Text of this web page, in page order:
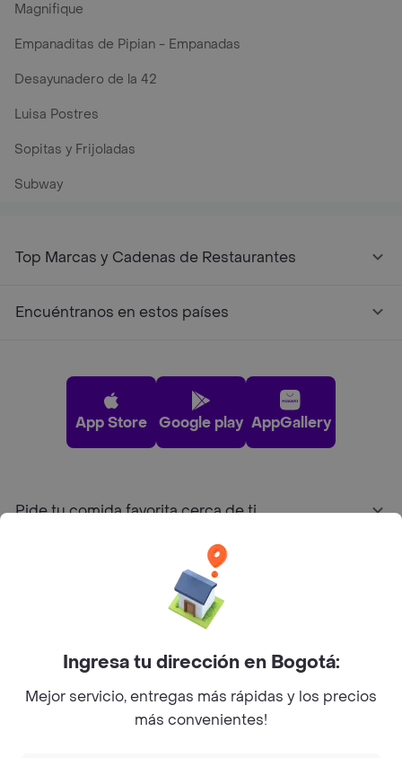
Magnifique
Empanaditas de Pipian - Empanadas
Desayunadero de la 42
Luisa Postres
Sopitas y Frijoladas
Subway
Top Marcas y Cadenas de Restaurantes
Encuéntranos en estos países
App Store Google play AppGallery
Pide tu comida favorita cerca de ti
Sobre Rappi
Facebook
Twitter
Instagram
Ingresa tu dirección en Bogotá:
Mejor servicio, entregas más rápidas y los precios
más convenientes!